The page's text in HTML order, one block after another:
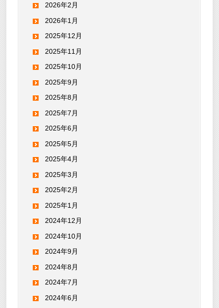
2026年2月
2026年1月
2025年12月
2025年11月
2025年10月
2025年9月
2025年8月
2025年7月
2025年6月
2025年5月
2025年4月
2025年3月
2025年2月
2025年1月
2024年12月
2024年10月
2024年9月
2024年8月
2024年7月
2024年6月